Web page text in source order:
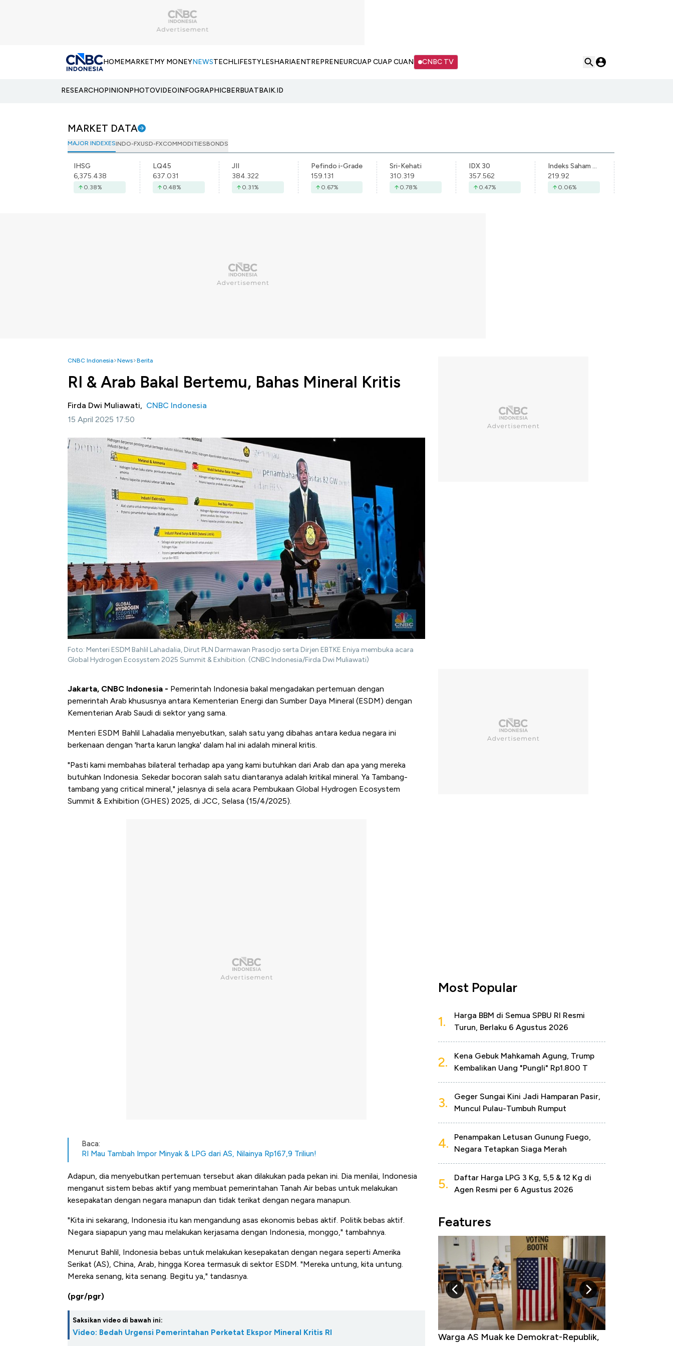
HOMEMARKETMY MONEYNEWSTECHLIFESTYLESHARIAENTREPRENEURCUAP CUAP CUAN CNBC TV
RESEARCHOPINIONPHOTOVIDEOINFOGRAPHICBERBUATBAIK.ID
MARKET DATA
MAJOR INDEXESINDO-FXUSD-FXCOMMODITIESBONDS
IHSG
6,375.438
0.38%
LQ45
637.031
0.48%
JII
384.322
0.31%
Pefindo i-Grade
159.131
0.67%
Sri-Kehati
310.319
0.78%
IDX 30
357.562
0.47%
Indeks Saham Syariah Indonesia
219.92
0.06%
CNBC Indonesia News Berita
RI & Arab Bakal Bertemu, Bahas Mineral Kritis
Firda Dwi Muliawati, CNBC Indonesia
15 April 2025 17:50
Foto: Menteri ESDM Bahlil Lahadalia, Dirut PLN Darmawan Prasodjo serta Dirjen EBTKE Eniya membuka acara
Global Hydrogen Ecosystem 2025 Summit & Exhibition. (CNBC Indonesia/Firda Dwi Muliawati)
Jakarta, CNBC Indonesia - Pemerintah Indonesia bakal mengadakan pertemuan dengan
pemerintah Arab khususnya antara Kementerian Energi dan Sumber Daya Mineral (ESDM) dengan
Kementerian Arab Saudi di sektor yang sama.
Menteri ESDM Bahlil Lahadalia menyebutkan, salah satu yang dibahas antara kedua negara ini
berkenaan dengan 'harta karun langka' dalam hal ini adalah mineral kritis.
"Pasti kami membahas bilateral terhadap apa yang kami butuhkan dari Arab dan apa yang mereka
butuhkan Indonesia. Sekedar bocoran salah satu diantaranya adalah kritikal mineral. Ya Tambang-
tambang yang critical mineral," jelasnya di sela acara Pembukaan Global Hydrogen Ecosystem
Summit & Exhibition (GHES) 2025, di JCC, Selasa (15/4/2025).
Baca:
RI Mau Tambah Impor Minyak & LPG dari AS, Nilainya Rp167,9 Triliun!
Adapun, dia menyebutkan pertemuan tersebut akan dilakukan pada pekan ini. Dia menilai, Indonesia
menganut sistem bebas aktif yang membuat pemerintahan Tanah Air bebas untuk melakukan
kesepakatan dengan negara manapun dan tidak terikat dengan negara manapun.
"Kita ini sekarang, Indonesia itu kan mengandung asas ekonomis bebas aktif. Politik bebas aktif.
Negara siapapun yang mau melakukan kerjasama dengan Indonesia, monggo," tambahnya.
Menurut Bahlil, Indonesia bebas untuk melakukan kesepakatan dengan negara seperti Amerika
Serikat (AS), China, Arab, hingga Korea termasuk di sektor ESDM. "Mereka untung, kita untung.
Mereka senang, kita senang. Begitu ya," tandasnya.
(pgr/pgr)
Saksikan video di bawah ini:
Video: Bedah Urgensi Pemerintahan Perketat Ekspor Mineral Kritis RI
Most Popular
1.
Harga BBM di Semua SPBU RI Resmi
Turun, Berlaku 6 Agustus 2026
2.
Kena Gebuk Mahkamah Agung, Trump
Kembalikan Uang "Pungli" Rp1.800 T
3.
Geger Sungai Kini Jadi Hamparan Pasir,
Muncul Pulau-Tumbuh Rumput
4.
Penampakan Letusan Gunung Fuego,
Negara Tetapkan Siaga Merah
5.
Daftar Harga LPG 3 Kg, 5,5 & 12 Kg di
Agen Resmi per 6 Agustus 2026
Features
Harga Emas Mengamuk 4% dalam 24
Warga AS Muak ke Demokrat-Republik,
Tak Perlu Bom Nuklir, Iran Punya Senjata